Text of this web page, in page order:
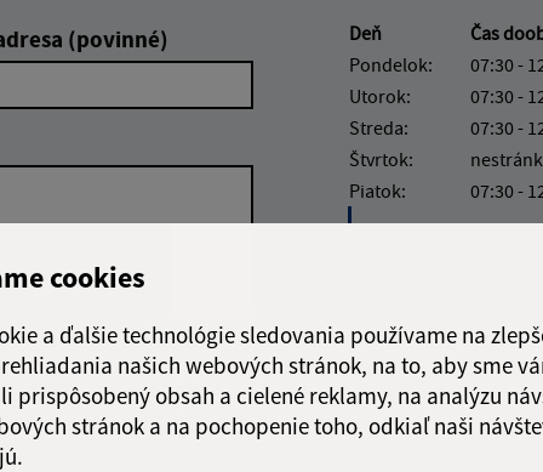
cookies
a ďalšie technológie sledovania používame na
našich webových stránok, na to, aby sme
prispôsobený obsah a cielené reklamy, na analýzu
stránok a na pochopenie toho, odkiaľ naši
(povinné)
Google reCaptcha Response
Odoslať
správu
Deň Čas
Pondelok:
07:30 -
Utorok:
07:30 -
Streda:
07:30 -
Štvrtok:
Piatok:
07:30 -